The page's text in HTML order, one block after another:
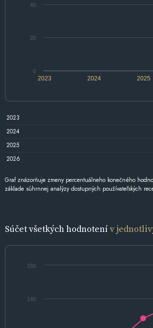
2024
2023 2025
0
20
40
2023
2024
2025
2026
Graf znázorňuje zmeny percentuálneho konečného
základe súhrnnej analýzy dostupných používateľských
Súčet všetkých hodnotenív
140
150